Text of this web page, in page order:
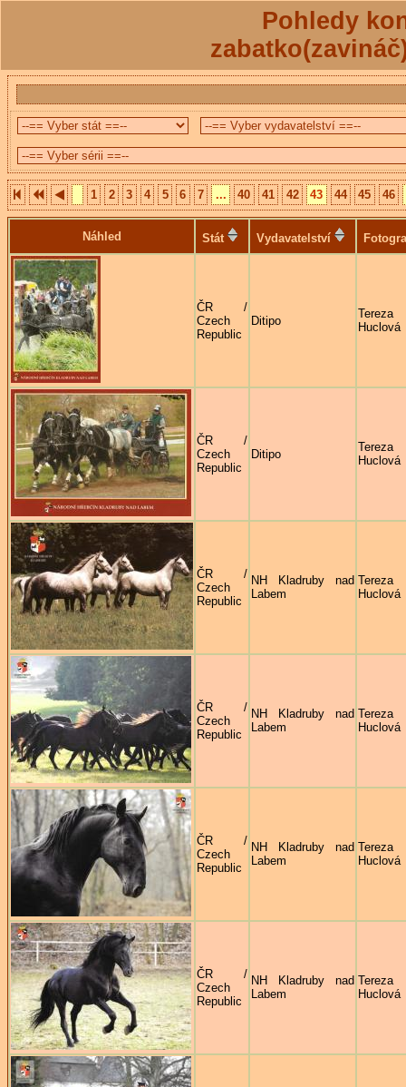
Pohledy
1 2 3 4 5 6 7 ... 40 41 42 43 44 45 46
Náhled Stát Vydavatelství
ČR /
Czech
Republic
Ditipo
Tereza
Huclová
ČR /
Czech
Republic
Ditipo
Tereza
Huclová
ČR /
Czech
Republic
NH Kladruby nad
Labem
Tereza
Huclová
ČR /
Czech
Republic
NH Kladruby nad
Labem
Tereza
Huclová
ČR /
Czech
Republic
NH Kladruby nad
Labem
Tereza
Huclová
ČR /
Czech
Republic
NH Kladruby nad
Labem
Tereza
Huclová